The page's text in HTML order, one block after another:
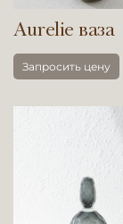
Aurelie ваза
Запросить цену